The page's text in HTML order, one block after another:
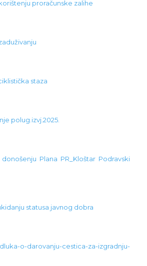
proračunske zalihe
staza
polug.izvj.2025.
Plana PR_Kloštar Podravski
statusa javnog dobra
darovanju-cestica-za-izgradnju-